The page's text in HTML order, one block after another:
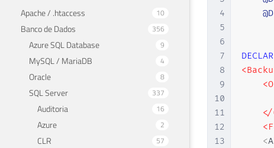
Apache / .htaccess 10
Banco de Dados 356
Azure SQL Database 9
MySQL / MariaDB 4
Oracle 8
SQL Server 337
Auditoria 16
Azure 2
CLR 57
4
5
6
7
8
9
10
11
12
13
<